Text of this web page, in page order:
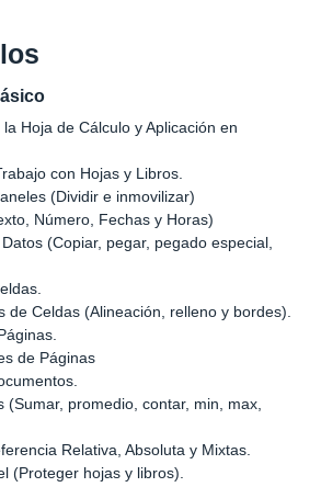
Hoja de Cálculo y Aplicación en
con Hojas y Libros.
(Dividir e inmovilizar)
Número, Fechas y Horas)
(Copiar, pegar, pegado especial,
de Celdas (Alineación, relleno y bordes).
de Páginas
(Sumar, promedio, contar, min, max,
Relativa, Absoluta y Mixtas.
(Proteger hojas y libros).